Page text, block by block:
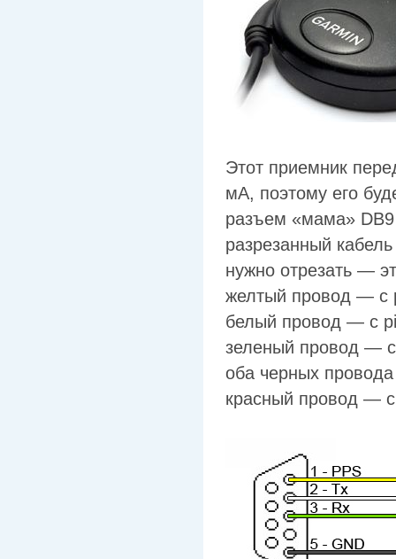
Этот приемник
мА, поэтому его
разъем «мама»
разрезанный
нужно отрезать —
желтый провод — с
белый провод — с
зеленый провод —
оба черных
красный провод —